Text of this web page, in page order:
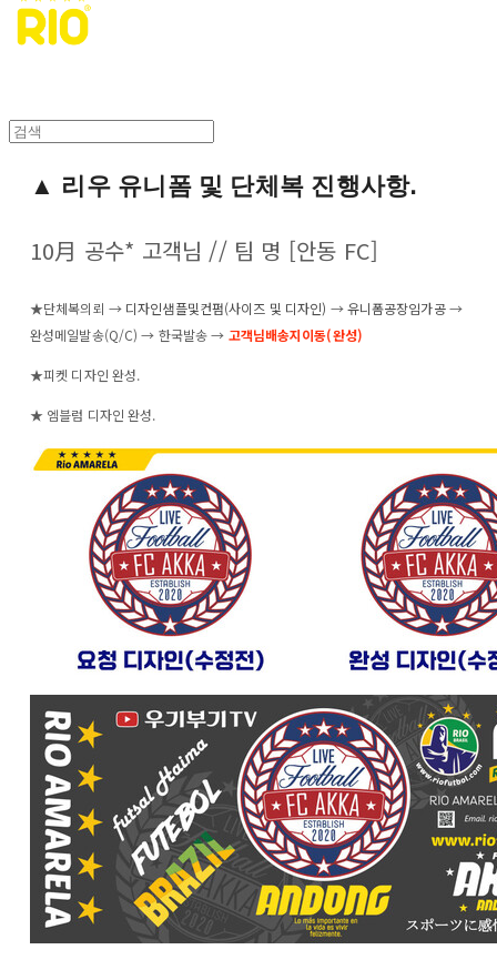
▲ 리우 유니폼 및 단체복 진행사항.
10月 공수* 고객님 // 팀 명 [안동 FC]
★단체복의뢰 → 디자인샘플및컨펌(사이즈 및 디자인) →유니폼공장임가공→
완성메일발송(Q/C) → 한국발송 → 고객님배송지이동(완성)
★피켓 디자인 완성.
★ 엠블럼 디자인 완성.